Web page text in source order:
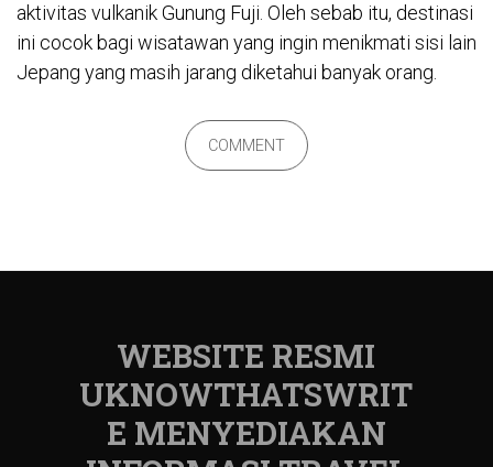
aktivitas vulkanik Gunung Fuji. Oleh sebab itu, destinasi
ini cocok bagi wisatawan yang ingin menikmati sisi lain
Jepang yang masih jarang diketahui banyak orang.
COMMENT
WEBSITE RESMI
UKNOWTHATSWRIT
E MENYEDIAKAN